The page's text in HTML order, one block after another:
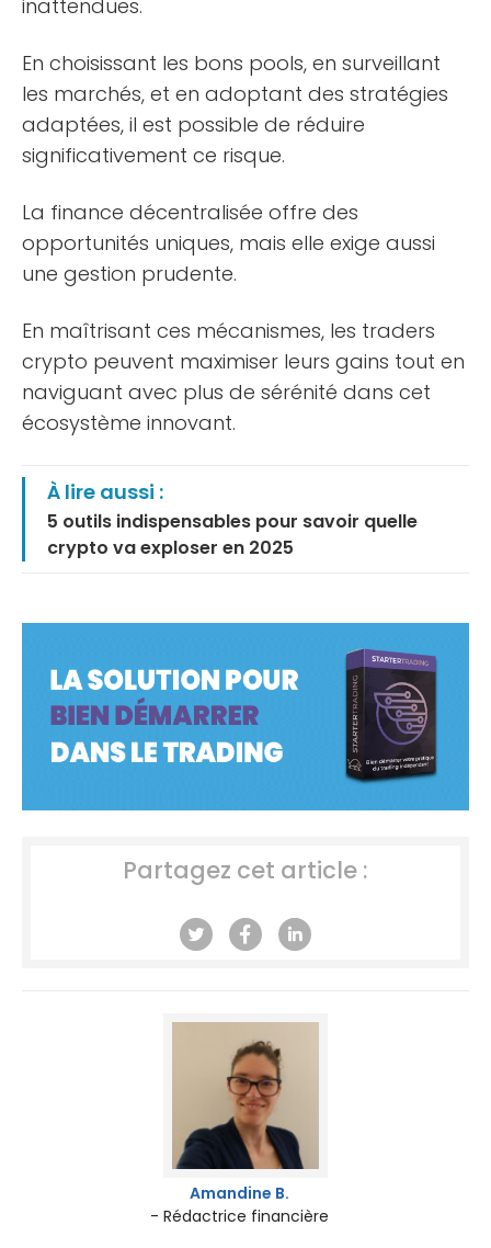
inattendues.
En choisissant les bons pools, en surveillant
les marchés, et en adoptant des stratégies
adaptées, il est possible de réduire
significativement ce risque.
La finance décentralisée offre des
opportunités uniques, mais elle exige aussi
une gestion prudente.
En maîtrisant ces mécanismes, les traders
crypto peuvent maximiser leurs gains tout en
naviguant avec plus de sérénité dans cet
écosystème innovant.
À lire aussi :
5 outils indispensables pour savoir quelle
crypto va exploser en 2025
Partagez cet article :
Amandine B.
- Rédactrice financière